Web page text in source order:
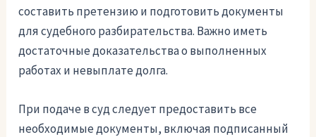
составить претензию и подготовить документы
для судебного разбирательства. Важно иметь
достаточные доказательства о выполненных
работах и невыплате долга.
При подаче в суд следует предоставить все
необходимые документы, включая подписанный